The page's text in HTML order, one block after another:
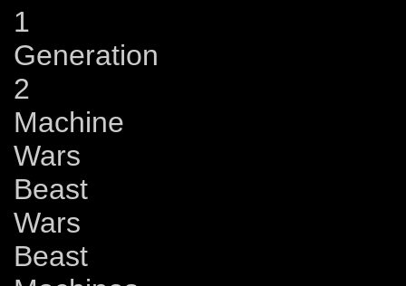
1
Generation
2
Machine
Wars
Beast
Wars
Beast